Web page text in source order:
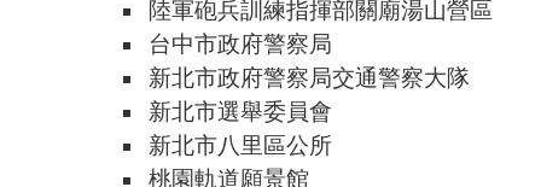
陸軍砲兵訓練指揮部關廟湯山營區
台中市政府警察局
新北市政府警察局交通警察大隊
新北市選舉委員會
新北市八里區公所
桃園軌道願景館